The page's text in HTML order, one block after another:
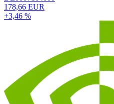
178,66 EUR
+3,46 %